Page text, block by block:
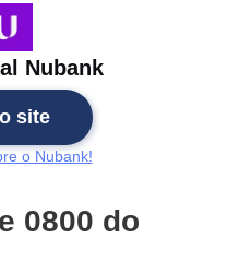
Nubank
site
o Nubank!
0800 do